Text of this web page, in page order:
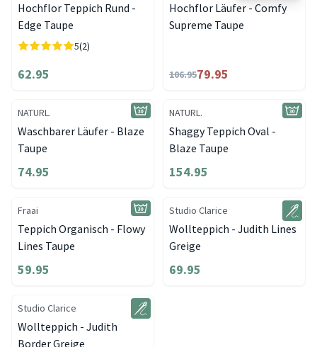
Hochflor Teppich Rund -
Edge Taupe
5(2)
62.95
Hochflor Läufer - Comfy
Supreme Taupe
106.9579.95
NATURL.
Waschbarer Läufer - Blaze
Taupe
74.95
NATURL.
Shaggy Teppich Oval -
Blaze Taupe
154.95
Fraai
Teppich Organisch - Flowy
Lines Taupe
59.95
Studio Clarice
Wollteppich - Judith Lines
Greige
69.95
Studio Clarice
Wollteppich - Judith
Border Greige